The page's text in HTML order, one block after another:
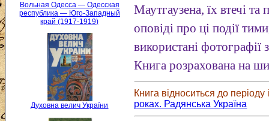
Вольная Одесса — Одесская
республика — Юго-Западный
край (1917-1919)
Духовна велич України
Маутгаузена, їх втечі та
оповіді про ці події
використані фотографії
Книга розрахована на
Книга відноситься до періоду
роках. Радянська Україна